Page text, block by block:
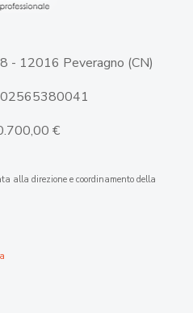
- 12016 Peveragno (CN)
02565380041
€
alla direzione e coordinamento della